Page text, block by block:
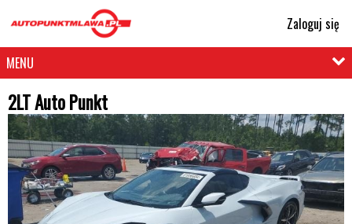
Zaloguj się
MENU
2LT Auto Punkt